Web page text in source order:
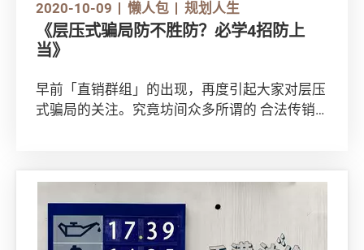
2020-10-09 懒人包 规划人生
《层压式骗局防不胜防？必学4招防上
当》
早前「直销群组」的出现，再度引起大家对层压
式骗局的关注。究竟坊间众多所谓的 合法传销